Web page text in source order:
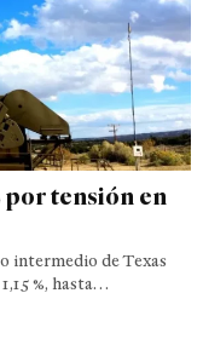
por tensión en
intermedio de Texas
%, hasta…